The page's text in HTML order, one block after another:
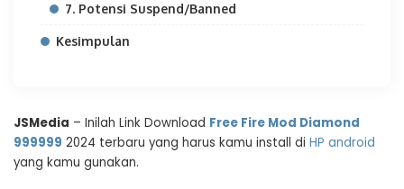
7. Potensi Suspend/Banned
Kesimpulan
JSMedia – Inilah Link Download Free Fire Mod Diamond
999999 2024 terbaru yang harus kamu install di HP android
yang kamu gunakan.